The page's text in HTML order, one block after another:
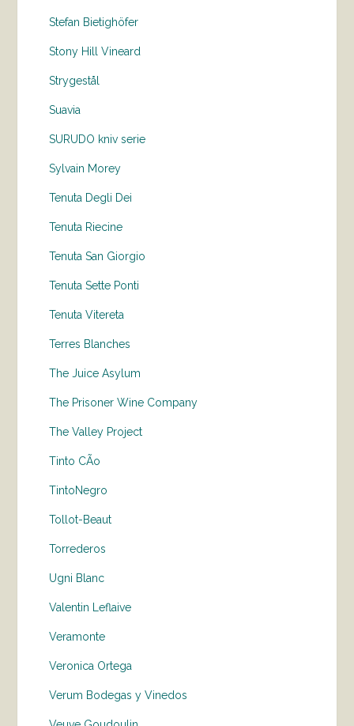
Stefan Bietighöfer
Stony Hill Vineard
Strygestål
Suavia
SURUDO kniv serie
Sylvain Morey
Tenuta Degli Dei
Tenuta Riecine
Tenuta San Giorgio
Tenuta Sette Ponti
Tenuta Vitereta
Terres Blanches
The Juice Asylum
The Prisoner Wine Company
The Valley Project
Tinto CÃo
TintoNegro
Tollot-Beaut
Torrederos
Ugni Blanc
Valentin Leflaive
Veramonte
Veronica Ortega
Verum Bodegas y Vinedos